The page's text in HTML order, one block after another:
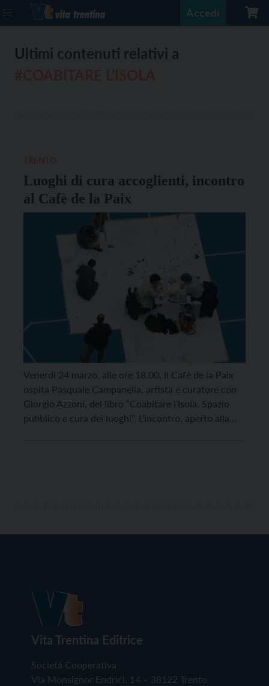
Accedi
Ultimi contenuti relativi a
Luoghi di cura accoglienti, incontro
al Cafè de la Paix
Venerdì 24 marzo, alle ore 18.00, il Cafè de la Paix
ospita Pasquale Campanella, artista e curatore con
Giorgio Azzoni, del libro “Coabitare l’isola. Spazio
pubblico e cura dei luoghi”. L’incontro, aperto alla
Vita Trentina Editrice
Società Cooperativa
Via Monsignor Endrici, 14 – 38122 Trento